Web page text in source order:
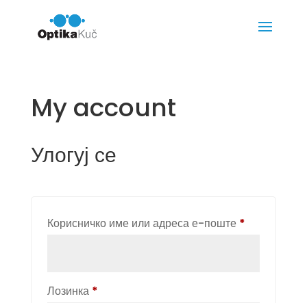
My account
Улогуј се
Корисничко име или адреса е-поште *Обавезно
Лозинка *Обавезно